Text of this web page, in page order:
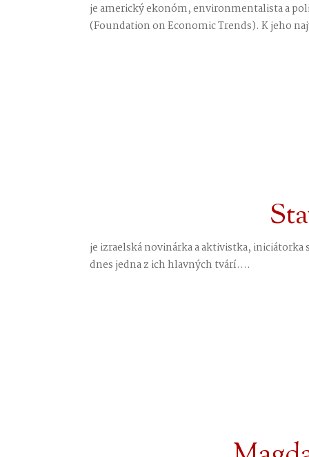
je americký ekonóm, environmentalista a
(Foundation on Economic Trends). K jeho
je izraelská novinárka a aktivistka,
dnes jedna z ich hlavných tvárí....